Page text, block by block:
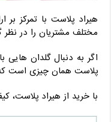
هیراد پلاست با تمرکز بر
مختلف مشتریان را در نظر
اگر به دنبال گلدان هایی
پلاست همان چیزی است که
با خرید از هیراد پلاست،